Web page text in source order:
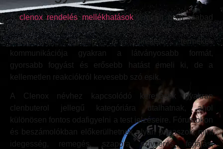
Aclenox rendelés mellékhatásoktémáját nem szabad
kihagyni, mert kezdőként sokan hajlamosak csak a várt
eredményre figyelni. A zsírégető termékek
kommunikációja gyakran a látványosabb formát,
gyorsabb fogyást és erősebb hatást emeli ki, de a
kellemetlen reakciókról kevesebb szó esik.
A Clenox névhez kapcsolódó keresések gyakran
clenbuterol jellegű kategóriára utalhatnak, ahol
különösen fontos odafigyelni a test jelzéseire. Fórumokon
és beszámolókban előkerülhetnek olyan panaszok, mint
idegesség, remegés, szapora szívverés, fejfájás,